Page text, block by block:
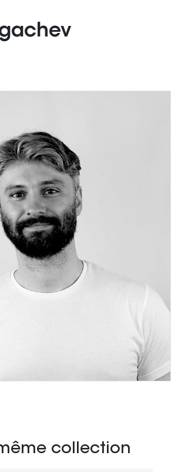
collection